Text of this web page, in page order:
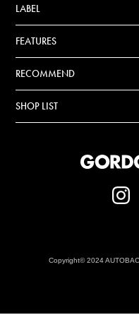
LABEL
FEATURES
RECOMMEND
SHOP LIST
Copyright© 2024